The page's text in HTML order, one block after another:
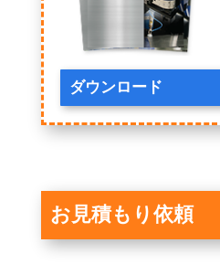
ダウンロード
お見積もり依頼